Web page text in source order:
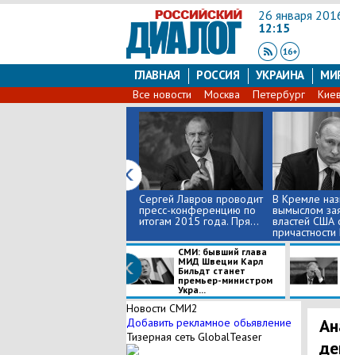
26 января
12:15
ГЛАВНАЯ РОССИЯ УКРАИНА
Все новости Москва Петербург Киев
Сергей Лавров проводит
пресс-конференцию по
итогам 2015 года. Пря...
В Кремле
вымыслом
властей США
СМИ: бывший глава
МИД Швеции Карл
Бильдт станет
премьер-министром
Укра...
Новости СМИ2
Добавить рекламное обьявление
Тизерная сеть GlobalTeaser